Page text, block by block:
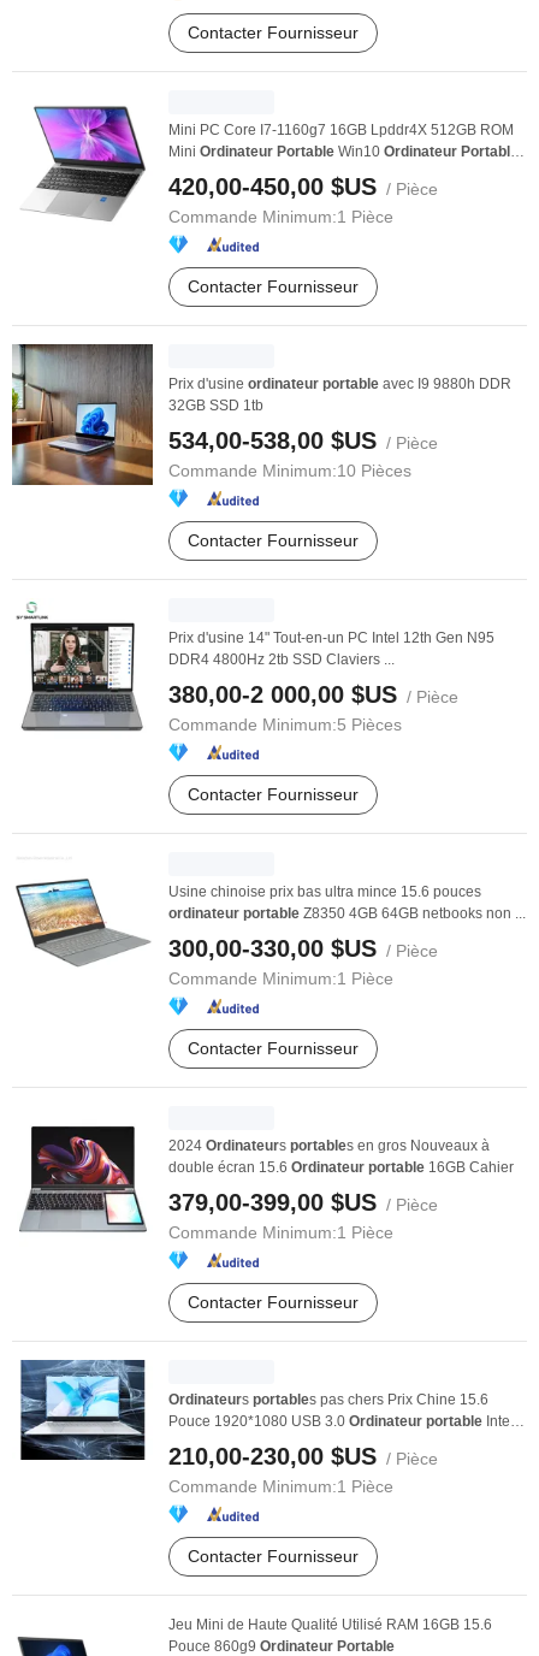
Contacter Fournisseur
Mini PC Core I7-1160g7 16GB Lpddr4X 512GB ROM
Mini Ordinateur Portable Win10 Ordinateur Portable
420,00-450,00 $US / Pièce
Commande Minimum:1 Pièce
Contacter Fournisseur
Prix d'usine ordinateur portable avec I9 9880h DDR
32GB SSD 1tb
534,00-538,00 $US / Pièce
Commande Minimum:10 Pièces
Contacter Fournisseur
Prix d'usine 14" Tout-en-un PC Intel 12th Gen N95
DDR4 4800Hz 2tb SSD Claviers ...
380,00-2 000,00 $US / Pièce
Commande Minimum:5 Pièces
Contacter Fournisseur
Usine chinoise prix bas ultra mince 15.6 pouces
ordinateur portable Z8350 4GB 64GB netbooks non ...
300,00-330,00 $US / Pièce
Commande Minimum:1 Pièce
Contacter Fournisseur
2024 Ordinateurs portables en gros Nouveaux à
double écran 15.6 Ordinateur portable 16GB Cahier
379,00-399,00 $US / Pièce
Commande Minimum:1 Pièce
Contacter Fournisseur
Ordinateurs portables pas chers Prix Chine 15.6
Pouce 1920*1080 USB 3.0 Ordinateur portable Intel
210,00-230,00 $US / Pièce
Commande Minimum:1 Pièce
Contacter Fournisseur
Jeu Mini de Haute Qualité Utilisé RAM 16GB 15.6
Pouce 860g9 Ordinateur Portable